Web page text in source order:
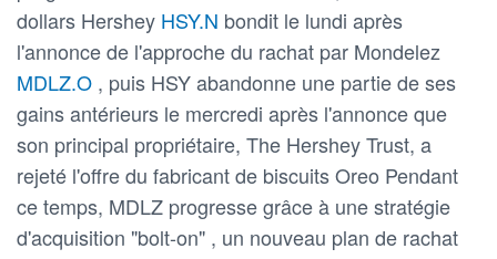
dollars Hershey HSY.N bondit le lundi après
l'annonce de l'approche du rachat par Mondelez
MDLZ.O , puis HSY abandonne une partie de ses
gains antérieurs le mercredi après l'annonce que
son principal propriétaire, The Hershey Trust, a
rejeté l'offre du fabricant de biscuits Oreo Pendant
ce temps, MDLZ progresse grâce à une stratégie
d'acquisition "bolt-on" , un nouveau plan de rachat